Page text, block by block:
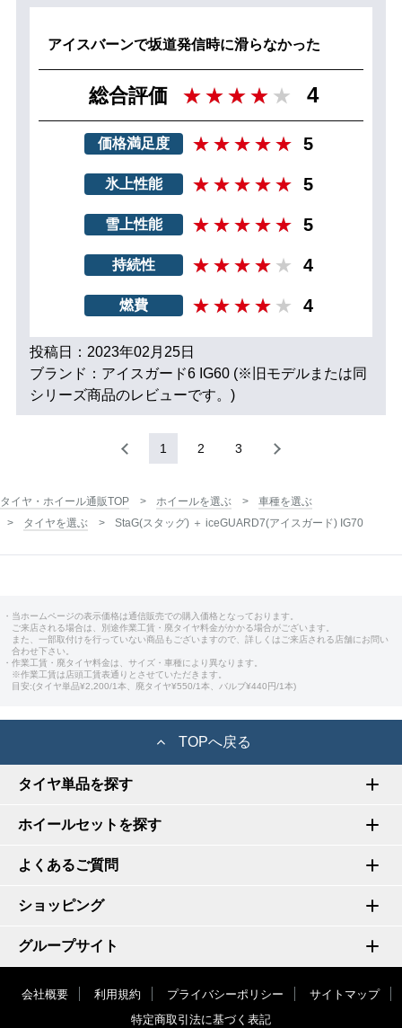
アイスバーンで坂道発信時に滑らなかった
総合評価 4
価格満足度 5
氷上性能 5
雪上性能 5
持続性 4
燃費 4
投稿日：2023年02月25日
ブランド：アイスガード6 IG60 (※旧モデルまたは同
シリーズ商品のレビューです。)
1 2 3
タイヤ・ホイール通販TOP ホイールを選ぶ
車種を選ぶ
タイヤを選ぶ
StaG(スタッグ) ＋ iceGUARD7(アイスガード) IG70
・当ホームページの表示価格は通信販売での購入価格となっております。
ご来店される場合は、別途作業工賃・廃タイヤ料金がかかる場合がございます。
また、一部取付けを行っていない商品もございますので、詳しくはご来店される店舗にお問い
合わせ下さい。
・作業工賃・廃タイヤ料金は、サイズ・車種により異なります。
※作業工賃は店頭工賃表通りとさせていただきます。
目安:(タイヤ単品¥2,200/1本、廃タイヤ¥550/1本、バルブ¥440円/1本)
TOPへ戻る
タイヤ単品を探す
ホイールセットを探す
よくあるご質問
ショッピング
グループサイト
会社概要 利用規約 プライバシーポリシー
サイトマップ
特定商取引法に基づく表記